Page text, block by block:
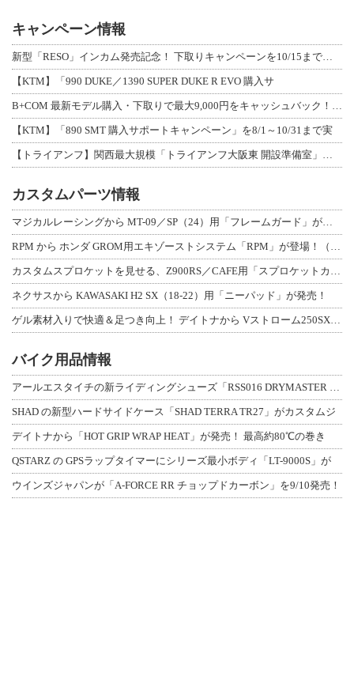
キャンペーン情報
新型「RESO」インカム発売記念！ 下取りキャンペーンを10/15まで延長して開
【KTM】「990 DUKE／1390 SUPER DUKE R EVO 購入サ
B+COM 最新モデル購入・下取りで最大9,000円をキャッシュバック！「B+F
【KTM】「890 SMT 購入サポートキャンペーン」を8/1～10/31まで実
【トライアンフ】関西最大規模「トライアンフ大阪東 開設準備室」がオープン！ 限定
カスタムパーツ情報
マジカルレーシングから MT-09／SP（24）用「フレームガード」が登場！
RPM から ホンダ GROM用エキゾーストシステム「RPM」が登場！（動画あり
カスタムスプロケットを見せる、Z900RS／CAFE用「スプロケットカバーフルキ
ネクサスから KAWASAKI H2 SX（18-22）用「ニーパッド」が発売！
ゲル素材入りで快適＆足つき向上！ デイトナから Vストローム250SX用「快適ロ
バイク用品情報
アールエスタイチの新ライディングシューズ「RSS016 DRYMASTER スト
SHAD の新型ハードサイドケース「SHAD TERRA TR27」がカスタムジ
デイトナから「HOT GRIP WRAP HEAT」が発売！ 最高約80℃の巻き
QSTARZ の GPSラップタイマーにシリーズ最小ボディ「LT-9000S」が
ウインズジャパンが「A-FORCE RR チョップドカーボン」を9/10発売！